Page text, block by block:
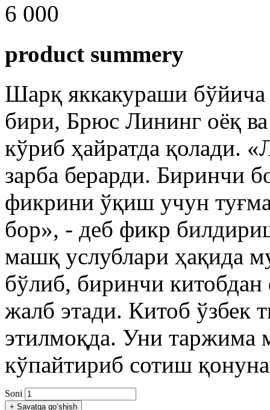
6 000
product summery
Шарқ яккакураши бўйича
бири, Брюс Лининг оёқ ва
кўриб ҳайратда қолади.
зарба берарди. Биринчи
фикрини ўқиш учун
бор», - деб фикр
машқ услублари ҳақида
бўлиб, биринчи
жалб этади. Китоб ўзбек
этилмоқда. Уни таржима
кўпайтириб сотиш
Soni
+ Savatga qo‘shish